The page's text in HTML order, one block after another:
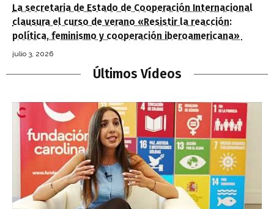
La secretaria de Estado de Cooperación Internacional
clausura el curso de verano «Resistir la reacción:
política, feminismo y cooperación iberoamericana»
julio 3, 2026
Últimos Vídeos